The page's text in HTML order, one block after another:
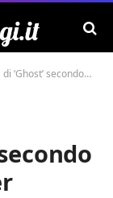
secondo la Compagnia Glitter